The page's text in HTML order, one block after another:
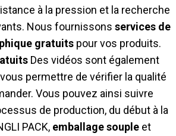
à la pression et la recherche
Nous fournissons services de
gratuits pour vos produits.
Des vidéos sont également
permettre de vérifier la qualité
Vous pouvez ainsi suivre
de production, du début à la
PACK, emballage soupleet